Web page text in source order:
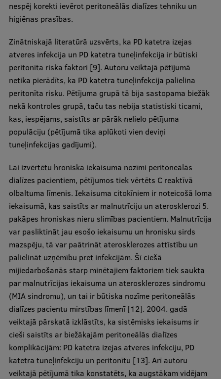
nespēj korekti ievērot peritoneālās dialīzes tehniku un
higiēnas prasības.
Zinātniskajā literatūrā uzsvērts, ka PD katetra izejas
atveres infekcija un PD katetra tuneļinfekcija ir būtiski
peritonīta riska faktori [9]. Autoru veiktajā pētījumā
netika pierādīts, ka PD katetra tuneļinfekcija palielina
peritonīta risku. Pētījuma grupā tā bija sastopama biežāk
nekā kontroles grupā, taču tas nebija statistiski ticami,
kas, iespējams, saistīts ar pārāk nelielo pētījuma
populāciju (pētījumā tika aplūkoti vien deviņi
tuneļinfekcijas gadījumi).
Lai izvērtētu hroniska iekaisuma nozīmi peritoneālās
dialīzes pacientiem, pētījumos tiek vērtēts C reaktīvā
olbaltuma līmenis. Iekaisuma citokīniem ir noteicošā loma
iekaisumā, kas saistīts ar malnutrīciju un aterosklerozi 5.
pakāpes hroniskas nieru slimības pacientiem. Malnutrīcija
var pasliktināt jau esošo iekaisumu un hronisku sirds
mazspēju, tā var paātrināt aterosklerozes attīstību un
palielināt uzņēmību pret infekcijām. Šī ciešā
mijiedarbošanās starp minētajiem faktoriem tiek saukta
par malnutrīcijas iekaisuma un aterosklerozes sindromu
(MIA sindromu), un tai ir būtiska nozīme peritoneālās
dialīzes pacientu mirstības līmenī [12]. 2004. gadā
veiktajā pārskatā izklāstīts, ka sistēmisks iekaisums ir
cieši saistīts ar biežākajām peritoneālās dialīzes
komplikācijām: PD katetra izejas atveres infekciju, PD
katetra tuneļinfekciju un peritonītu [13]. Arī autoru
veiktajā pētījumā tika konstatēts, ka augstākam vidējam